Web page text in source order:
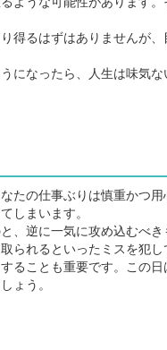
得るはずはありませんが
になったら、人生は味気
たの仕事ぶりは慎重かつ
しまいます。
、逆に一気に攻め込むべ
られるといったミスを犯
ことも重要です。この日
ょう。